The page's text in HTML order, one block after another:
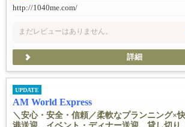
http://1040me.com/
まだレビューはありません。
詳細
UPDATE
AM World Express
＼安心・安全・信頼／柔軟なプランニング×